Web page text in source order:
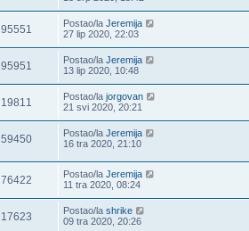
95551 Postao/la Jeremija
27 lip 2020, 22:03
95951 Postao/la Jeremija
13 lip 2020, 10:48
19811 Postao/la jorgovan
21 svi 2020, 20:21
59450 Postao/la Jeremija
16 tra 2020, 21:10
76422 Postao/la Jeremija
11 tra 2020, 08:24
17623 Postao/la shrike
09 tra 2020, 20:26